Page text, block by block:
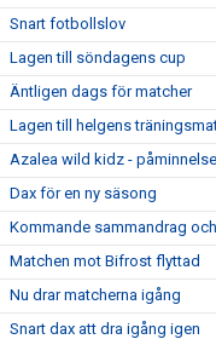
Snart fotbollslov
Lagen till söndagens cup
Äntligen dags för matcher
Lagen till helgens
Azalea wild kidz - påminnelse
Dax för en ny säsong
Kommande sammandrag
Matchen mot Bifrost flyttad
Nu drar matcherna igång
Snart dax att dra igång igen